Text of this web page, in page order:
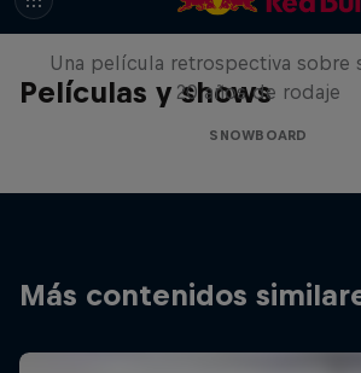
Películas y shows
Under Black
Una película retrospectiva sobre
20 años de rodaje
SNOWBOARD
Más contenidos